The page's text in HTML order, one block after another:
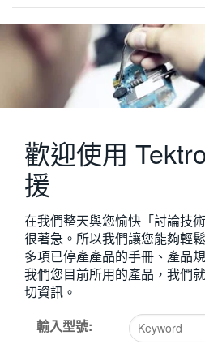
DEUTSCH
VIỆT NAM
简体中文
한국어
歡迎使用
援
在我們整天與您愉快「討論技
很著急。所以我們讓您能夠輕
多項已停產產品的手冊、產品
我們您目前所用的產品，我們
切資訊。
輸入型號: